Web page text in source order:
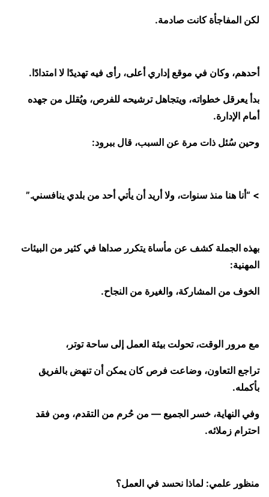
لكن المفاجأة كانت صادمة.
أحدهم، وكان في موقع إداري أعلى، رأى فيه تهديدًا لا امتدادًا.
بدأ يعرقل خطواته، ويتجاهل ترشيحه للفرص، ويُقلل من جهده
أمام الإدارة.
وحين سُئل ذات مرة عن السبب، قال ببرود:
> “أنا هنا منذ سنوات، ولا أريد أن يأتي أحد من بلدي ينافسني.”
بهذه الجملة كشف عن مأساة يتكرر صداها في كثير من البيئات
المهنية:
الخوف من المشاركة، والغيرة من النجاح.
مع مرور الوقت، تحولت بيئة العمل إلى ساحة توتر،
تراجع التعاون، وضاعت فرص كان يمكن أن تنهض بالفريق
بأكمله.
وفي النهاية، خسر الجميع — من حُرم من التقدم، ومن فقد
احترام زملائه.
منظور علمي: لماذا نحسد في العمل؟